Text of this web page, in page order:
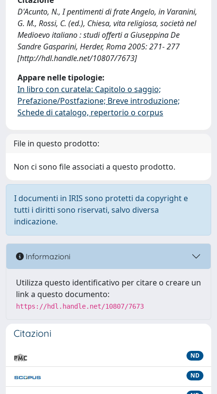
D'Acunto, N., I pentimenti di frate Angelo, in Varanini,
G. M., Rossi, C. (ed.), Chiesa, vita religiosa, società nel
Medioevo italiano : studi offerti a Giuseppina De
Sandre Gasparini, Herder, Roma 2005: 271- 277
[http://hdl.handle.net/10807/7673]
Appare nelle tipologie:
In libro con curatela: Capitolo o saggio;
Prefazione/Postfazione; Breve introduzione;
Schede di catalogo, repertorio o corpus
File in questo prodotto:
Non ci sono file associati a questo prodotto.
I documenti in IRIS sono protetti da copyright e
tutti i diritti sono riservati, salvo diversa
indicazione.
Informazioni
Utilizza questo identificativo per citare o creare un
link a questo documento:
https://hdl.handle.net/10807/7673
Citazioni
ND
ND